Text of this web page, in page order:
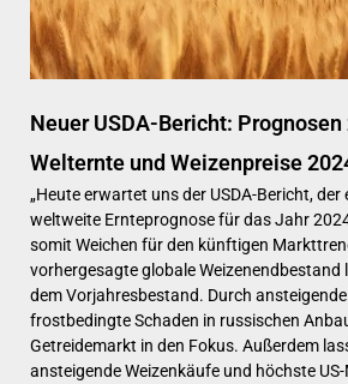
Neuer USDA-Bericht:
Welternte und Weizenpreise
„Heute erwartet uns der USDA-Bericht, der
weltweite Ernteprognose für das Jahr
somit Weichen für den künftigen
vorhergesagte globale Weizenendbestand
dem Vorjahresbestand. Durch
frostbedingte Schaden in russischen
Getreidemarkt in den Fokus. Außerdem
ansteigende Weizenkäufe und höchste